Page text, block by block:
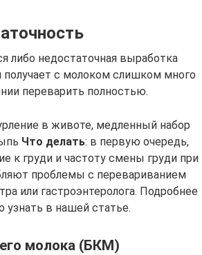
либо недостаточная выработка
с молоком слишком много
переварить полностью.
в животе, медленный набор
Что делать: в первую очередь,
к груди и частоту смены груди при
проблемы с перевариванием
или гастроэнтеролога. Подробнее
узнать в нашей статье.
молока (БКМ)